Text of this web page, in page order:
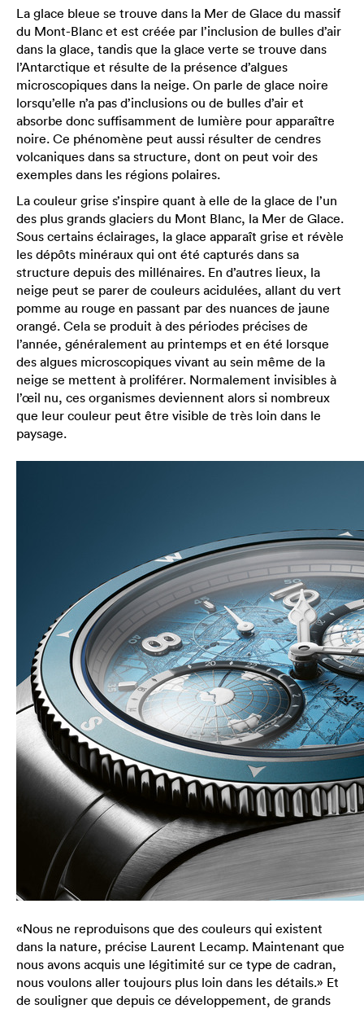
La glace bleue se trouve dans la Mer de Glace du massif
du Mont-Blanc et est créée par l’inclusion de bulles d’air
dans la glace, tandis que la glace verte se trouve dans
l’Antarctique et résulte de la présence d’algues
microscopiques dans la neige. On parle de glace noire
lorsqu’elle n’a pas d’inclusions ou de bulles d’air et
absorbe donc suffisamment de lumière pour apparaître
noire. Ce phénomène peut aussi résulter de cendres
volcaniques dans sa structure, dont on peut voir des
exemples dans les régions polaires.
La couleur grise s’inspire quant à elle de la glace de l’un
des plus grands glaciers du Mont Blanc, la Mer de Glace.
Sous certains éclairages, la glace apparaît grise et révèle
les dépôts minéraux qui ont été capturés dans sa
structure depuis des millénaires. En d’autres lieux, la
neige peut se parer de couleurs acidulées, allant du vert
pomme au rouge en passant par des nuances de jaune
orangé. Cela se produit à des périodes précises de
l’année, généralement au printemps et en été lorsque
des algues microscopiques vivant au sein même de la
neige se mettent à proliférer. Normalement invisibles à
l’œil nu, ces organismes deviennent alors si nombreux
que leur couleur peut être visible de très loin dans le
paysage.
«Nous ne reproduisons que des couleurs qui existent
dans la nature, précise Laurent Lecamp. Maintenant que
nous avons acquis une légitimité sur ce type de cadran,
nous voulons aller toujours plus loin dans les détails.» Et
de souligner que depuis ce développement, de grands